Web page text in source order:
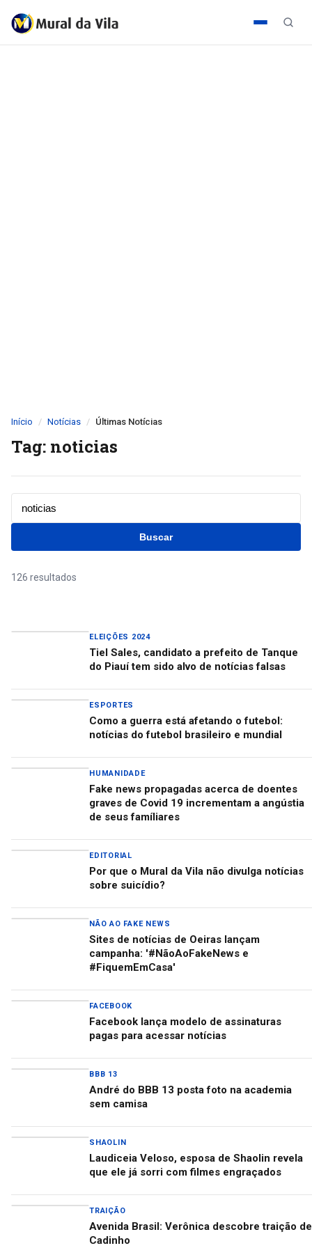
Início Notícias Últimas Notícias
Tag: noticias
Buscar
126 resultados
ELEIÇÕES 2024
Tiel Sales, candidato a prefeito de Tanque
do Piauí tem sido alvo de notícias falsas
ESPORTES
Como a guerra está afetando o futebol:
notícias do futebol brasileiro e mundial
HUMANIDADE
Fake news propagadas acerca de doentes
graves de Covid 19 incrementam a angústia
de seus famíliares
EDITORIAL
Por que o Mural da Vila não divulga notícias
sobre suicídio?
NÃO AO FAKE NEWS
Sites de notícias de Oeiras lançam
campanha: '#NãoAoFakeNews e
#FiquemEmCasa'
FACEBOOK
Facebook lança modelo de assinaturas
pagas para acessar notícias
BBB 13
André do BBB 13 posta foto na academia
sem camisa
SHAOLIN
Laudiceia Veloso, esposa de Shaolin revela
que ele já sorri com filmes engraçados
TRAIÇÃO
Avenida Brasil: Verônica descobre traição de
Cadinho